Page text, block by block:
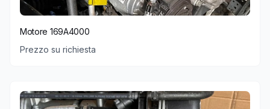
Motore 169A4000
Prezzo su richiesta